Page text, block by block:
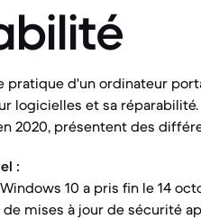
pratique d'un ordinateur
logicielles et sa
2020, présentent des
:
10 a pris fin le 14
mises à jour de sécurité